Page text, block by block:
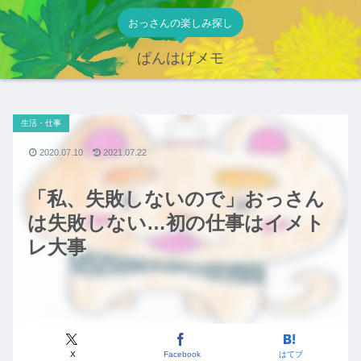
おっさんの楽しみ探し
ぱんはげメモ
「私、失敗しないので」おっさん
は失敗しない…初の仕事はイメト
レ大事
生活・仕事
X Facebook はてブ
2020.07.10 2021.07.22